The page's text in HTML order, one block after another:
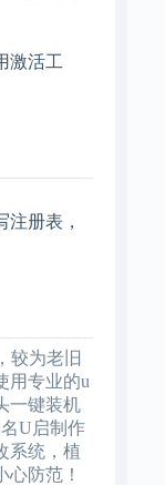
激活工
注册表 ，
为老旧
用专业的u
一键装机
U启制作
系统，植
防范！